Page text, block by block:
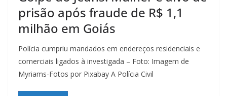
prisão após fraude de R$ 1,1
milhão em Goiás
Polícia cumpriu mandados em endereços residenciais e
comerciais ligados à investigada – Foto: Imagem de
Myriams-Fotos por Pixabay A Polícia Civil